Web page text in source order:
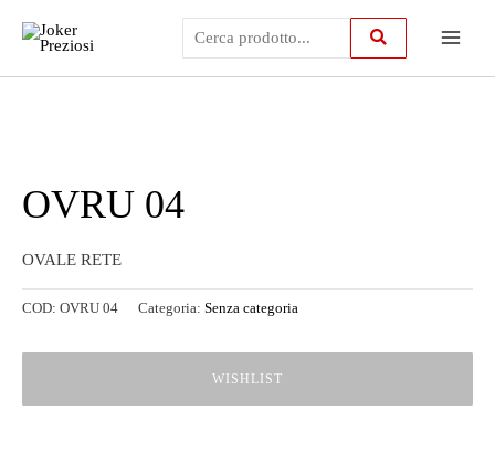
contenuto
OVRU 04
OVALE RETE
COD: OVRU 04 Categoria: Senza categoria
WISHLIST